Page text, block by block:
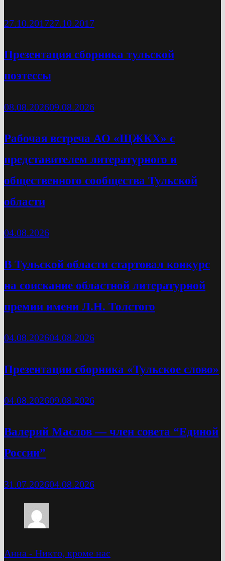
27.10.201727.10.2017
Презентация сборника тульской
поэтессы
08.08.202609.08.2026
Рабочая встреча АО «ЩЖКХ» с
представителем литературного и
общественного сообщества Тульской
области
04.08.2026
В Тульской области стартовал конкурс
на соискание областной литературной
премии имени Л.Н. Толстого
04.08.202604.08.2026
Презентации сборника «Тульское слово»
04.08.202609.08.2026
Валерий Маслов — член совета “Единой
России”
31.07.202604.08.2026
Анна - Никто, кроме нас